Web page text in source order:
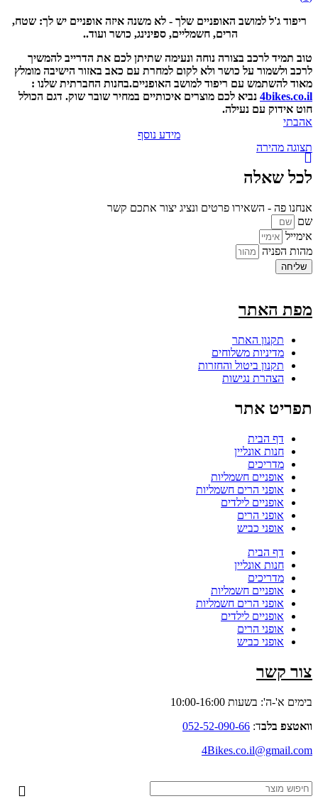
ריפוד ג'ל למושב האופניים שלך - לא משנה איזה אופניים יש לך: שטח,
הרים, חשמליים, ספינינג, כושר ועוד..
טוב תמיד לרכב בצורה נוחה ונעימה שתיתן לכם את הדרייב להמשיך
לרכב ולשמור על כושר ולא לקום למחרת עם כאב באזור הישיבה מומלץ
מאוד להשתמש עם ריפוד למושב האופניים.בחנות החברתית שלנו :
4bikes.co.il נביא לכם מוצרים איכותיים במחיר שובר שוק. דגם הכולל
חוט אידוק עם נעילה.
אהבתי
מידע נוסף
תצוגה מהירה
לכל שאלה
אנחנו פה - השאירו פרטים ונציג יצור אתכם קשר
שם
אימייל
מהות הפניה
שליחה
מפת האתר
תקנון האתר
מדיניות משלוחים
תקנון ביטול והחזרות
הצהרת נגישות
תפריט אתר
דף הבית
חנות אונליין
מדריכים
אופניים חשמליות
אופני הרים חשמליות
אופניים לילדים
אופני הרים
אופני כביש
דף הבית
חנות אונליין
מדריכים
אופניים חשמליות
אופני הרים חשמליות
אופניים לילדים
אופני הרים
אופני כביש
צור קשר
בימים א'-ה': בשעות 10:00-16:00
וואטצפ בלבד: 052-52-090-66
4Bikes.co.il@gmail.com